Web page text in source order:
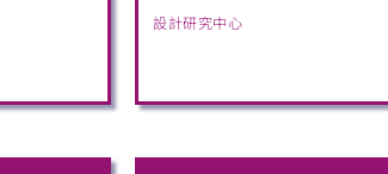
設計研究中心